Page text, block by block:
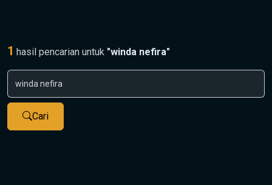
1 hasil pencarian untuk "winda nefira"
Cari